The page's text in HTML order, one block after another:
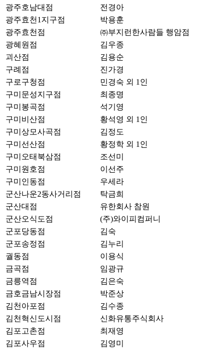
광주호남대점
전경아
광주효천1지구점
박용훈
광주효천점
㈜부지런한사람들 행암점
광혜원점
김우종
괴산점
김용순
구례점
진가경
구로구청점
민경숙 외 1인
구미문성지구점
최종명
구미봉곡점
석기영
구미비산점
황석영 외 1인
구미상모사곡점
김정도
구미선산점
황정학 외 1인
구미오태북삼점
조선미
구미원호점
이선주
구미인동점
우세라
군산나운2동사거리점
탁금희
군산대점
유한회사 참원
군산오식도점
(주)와이피컴퍼니
군포당동점
김숙
군포송정점
김누리
궐동점
이용식
금곡점
임광규
금릉역점
김은숙
금호금남시장점
박준상
김천아포점
김수종
김천혁신도시점
신화유통주식회사
김포고촌점
최재영
김포사우점
김영미